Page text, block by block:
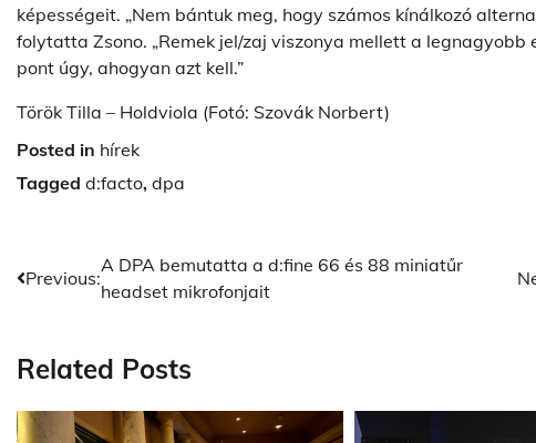
képességeit. „Nem bántuk meg, hogy számos kínálkozó
folytatta Zsono. „Remek jel/zaj viszonya mellett a
pont úgy, ahogyan azt kell.”
Török Tilla – Holdviola (Fotó: Szovák Norbert)
Posted in hírek
Tagged d:facto, dpa
Post
Previous:
A DPA bemutatta a d:fine 66 és 88 miniatűr
headset mikrofonjait
Related Posts